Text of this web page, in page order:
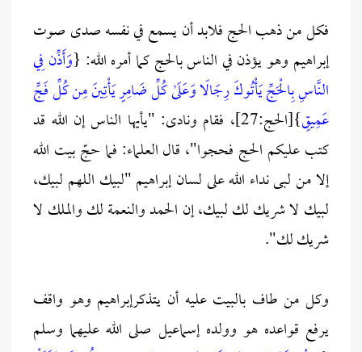
فكل من ذهب الحج فلابد أن يسمع في نفسه صدى صوت
إبراهيم وهو يؤذن في الناس بالحج كما أمره الله: {وَأَذِّن فِي
النَّاسِ بِالْحَجِّ يَأْتُوكَ رِجَالًا وَعَلَىٰ كُلِّ ضَامِرٍ يَأْتِينَ مِن كُلِّ فَجٍّ
عَمِيقٍ
}[الحج:27]، فقام ونادى: "يأيها الناس إن الله قد
كتب عليكم الحج فحجوا"، قال العلماء: فما حجّ بيت الله
إلا من لبى نداء الله على لسان إبراهيم "لبيك اللهم لبيك،
لبيك لا شريك لك لبيك، إن الحمد والنعمة لك والملك لا
شريك لك".
وكل من طاف بالبيت عليه أن يتذكرإبراهيم وهو واقف
يرفع قواعده هو وولده إسماعيل صلى الله عليهما وسلم